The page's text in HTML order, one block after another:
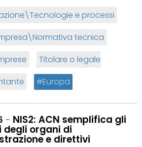
e processi
tecnica
Titolare o legale
Europa
- NIS2: ACN semplifica gli
degli organi di
e direttivi